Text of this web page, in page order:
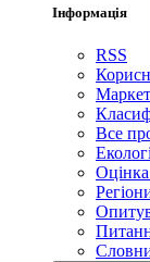
Інформація
RSS
Все